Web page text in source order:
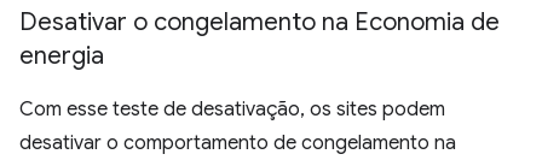
Desativar o congelamento na Economia de
energia
Com esse teste de desativação, os sites podem
desativar o comportamento de congelamento na